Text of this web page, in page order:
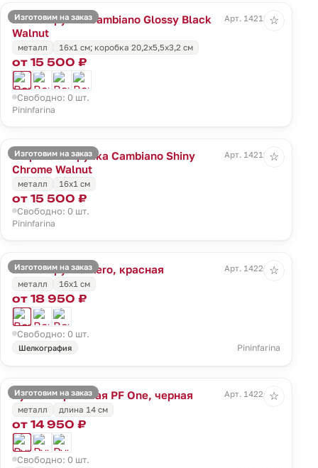
Изготовим на заказ
Вечная ручка Cambiano Glossy Black
Walnut
Арт. 14218.35
металл 16x1 cм; коробка 20,2х5,5х3,2 см
от 15 500 ₽
Свободно: 0 шт.
Pininfarina
☆
Изготовим на заказ
Шариковая ручка Cambiano Shiny
Chrome Walnut
Арт. 14219.10
металл 16x1 cм
от 15 500 ₽
Свободно: 0 шт.
Pininfarina
☆
Изготовим на заказ
Вечная ручка Aero, красная
Арт. 14220.50
металл
16x1 cм
от 18 950 ₽
Свободно: 0 шт.
Шелкография Pininfarina
☆
Изготовим на заказ
Ручка шариковая PF One, черная
Арт. 14221.30
металл
длина 14 см
от 14 950 ₽
Свободно: 0 шт.
☆